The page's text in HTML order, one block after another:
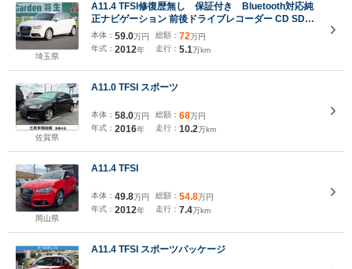
埼玉県
A11.4 TFSI修復歴無し 保証付き Bluetooth対応純
正ナビゲーション 前後ドライブレコーダー CD SD再
生機能 ETC サイドエアバック キーレス キセノンラ
イト 前後フォグランプ 純正15インチAW
本体： 59.0万円
年式： 2012年
総額： 72万円
走行： 5.1万km
佐賀県
A11.0 TFSI スポーツ
本体： 58.0万円
年式： 2016年
総額： 68万円
走行： 10.2万km
岡山県
A11.4 TFSI
本体： 49.8万円
年式： 2012年
総額： 54.8万円
走行： 7.4万km
A11.4 TFSI スポーツパッケージ